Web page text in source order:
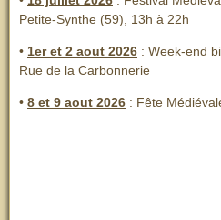
Petite-Synthe (59), 13h à 22h
• 1er et 2 aout 2026 : Week-end
Rue de la Carbonnerie
• 8 et 9 aout 2026 : Fête